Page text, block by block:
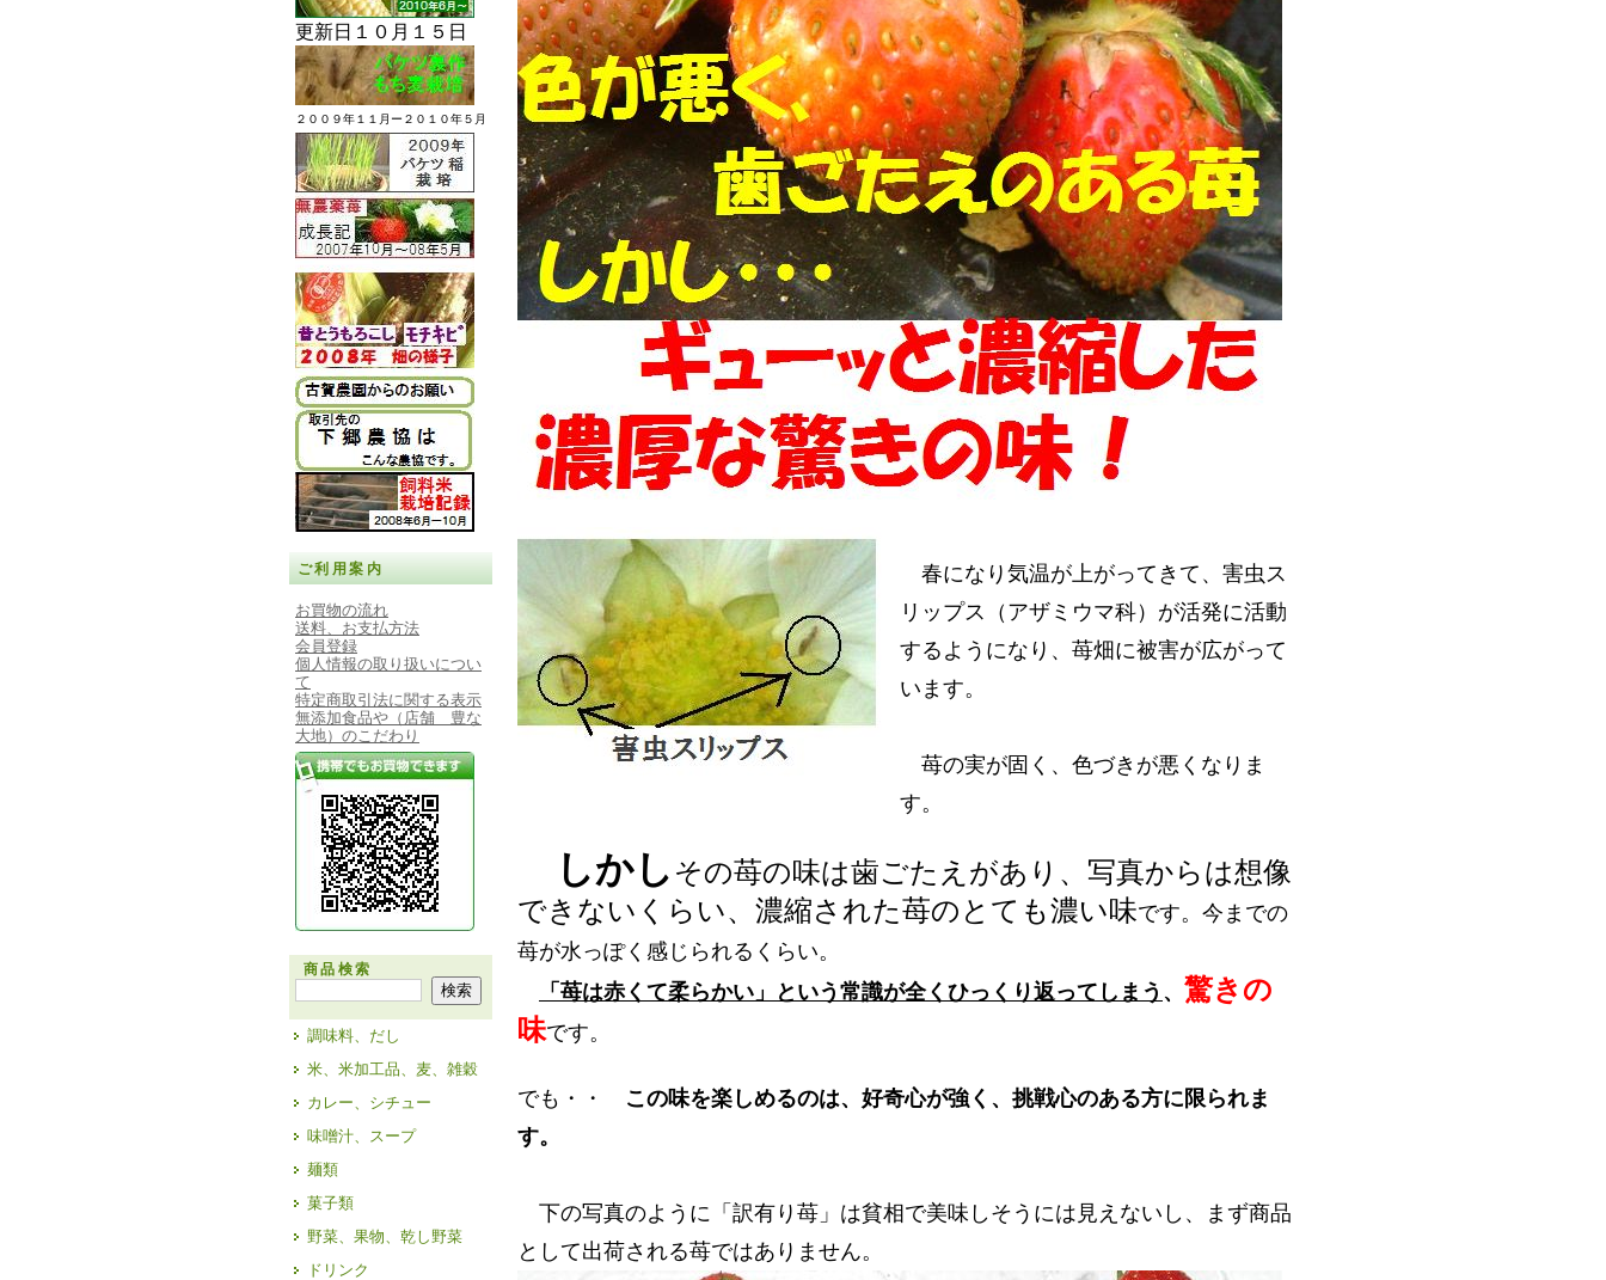
更新日１０月１５日
２００９年１１月ー２０１０年５月
ご利用案内
お買物の流れ
送料、お支払方法
会員登録
個人情報の取り扱いについ
て
特定商取引法に関する表示
無添加食品や（店舗 豊な
大地）のこだわり
商品検索
調味料、だし
米、米加工品、麦、雑穀
カレー、シチュー
味噌汁、スープ
麺類
菓子類
野菜、果物、乾し野菜
ドリンク
春になり気温が上がってきて、害虫ス
リップス（アザミウマ科）が活発に活動
するようになり、苺畑に被害が広がって
います。
苺の実が固く、色づきが悪くなりま
す。
しかし その苺の味は歯ごたえがあり、写真からは想像
できないくらい、濃縮された苺のとても濃い味です。今までの
苺が水っぽく感じられるくらい。
「苺は赤くて柔らかい」という常識が全くひっくり返ってしまう 、 驚きの
味です。
でも・・ この味を楽しめるのは、好奇心が強く、挑戦心のある方に限られま
す。
下の写真のように「訳有り苺」は貧相で美味しそうには見えないし、まず商品
として出荷される苺ではありません。